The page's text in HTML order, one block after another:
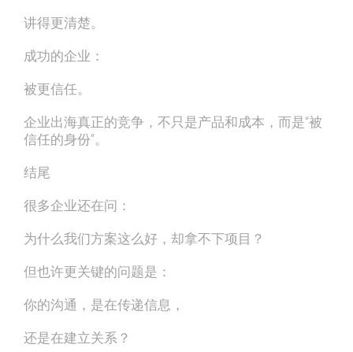
讲得更清楚。
成功的企业：
被更信任。
企业出海真正的竞争，不只是产品和成本，而是“被
信任的身份”。
结尾
很多企业还在问：
为什么我们方案这么好，却拿不下项目？
但也许更关键的问题是：
你的沟通，是在传递信息，
还是在建立关系？